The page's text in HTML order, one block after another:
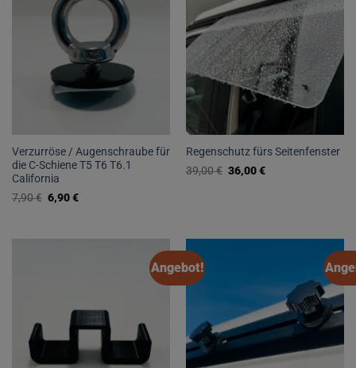
Verzurröse / Augenschraube für
die C-Schiene T5 T6 T6.1
California
7,90€ Ursprünglicher
Preis
6,90€Aktueller
Regenschutz fürs Seitenfenster
39,00€ Ursprünglicher
Preis
36,00€Aktueller
Angebot!